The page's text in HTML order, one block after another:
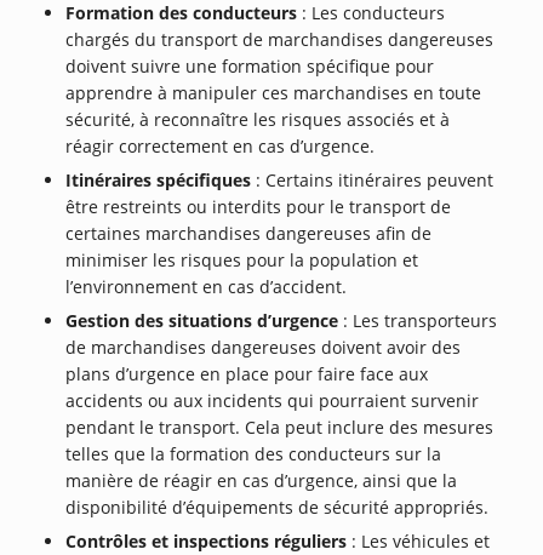
Formation des conducteurs : Les conducteurs
chargés du transport de marchandises dangereuses
doivent suivre une formation spécifique pour
apprendre à manipuler ces marchandises en toute
sécurité, à reconnaître les risques associés et à
réagir correctement en cas d’urgence.
Itinéraires spécifiques : Certains itinéraires peuvent
être restreints ou interdits pour le transport de
certaines marchandises dangereuses afin de
minimiser les risques pour la population et
l’environnement en cas d’accident.
Gestion des situations d’urgence : Les transporteurs
de marchandises dangereuses doivent avoir des
plans d’urgence en place pour faire face aux
accidents ou aux incidents qui pourraient survenir
pendant le transport. Cela peut inclure des mesures
telles que la formation des conducteurs sur la
manière de réagir en cas d’urgence, ainsi que la
disponibilité d’équipements de sécurité appropriés.
Contrôles et inspections réguliers : Les véhicules et